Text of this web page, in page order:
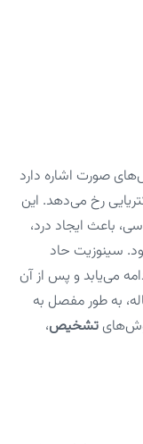
صورت اشاره دارد
رخ می‌دهد. این
باعث ایجاد درد،
سینوزیت حاد
(کمتر از ۴ هفته) ادامه می‌یابد و پس از آن
به طور مفصل به
تشخیص،